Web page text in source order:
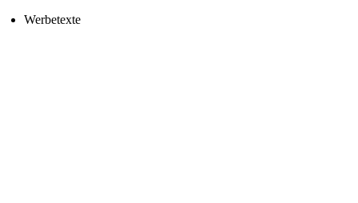
Werbetexte